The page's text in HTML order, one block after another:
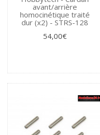
avant/arrière
homocinétique traité
dur (x2) - STRS-128
54,00€